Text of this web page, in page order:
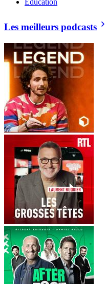
Education
Les meilleurs podcasts